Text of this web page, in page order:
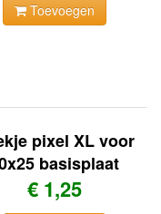
Toevoegen
pixel XL voor
basisplaat
€ 1,25